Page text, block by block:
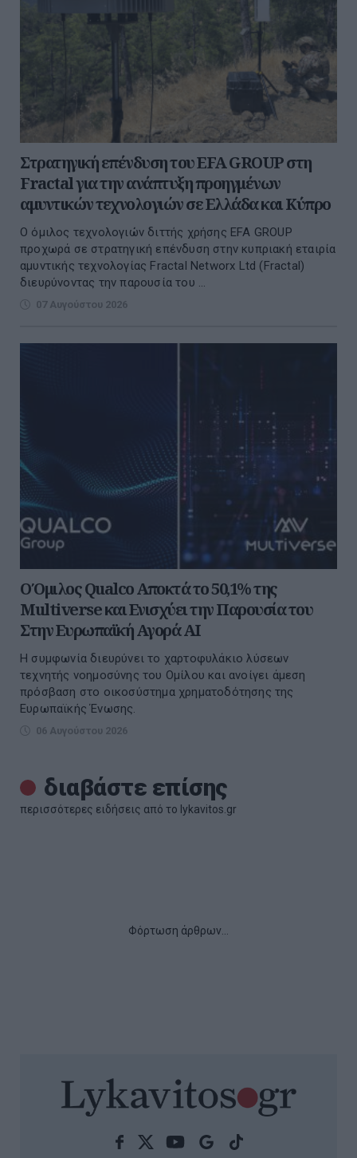
Στρατηγική επένδυση του EFA GROUP στη
Fractal για την ανάπτυξη προηγμένων
αμυντικών τεχνολογιών σε Ελλάδα και Κύπρο
Ο όμιλος τεχνολογιών διττής χρήσης EFA GROUP
προχωρά σε στρατηγική επένδυση στην κυπριακή εταιρία
αμυντικής τεχνολογίας Fractal Networx Ltd (Fractal)
διευρύνοντας την παρουσία του ...
07 Αυγούστου 2026
Ο Όμιλος Qualco Αποκτά το 50,1% της
Multiverse και Ενισχύει την Παρουσία του
Στην Ευρωπαϊκή Αγορά ΑΙ
Η συμφωνία διευρύνει το χαρτοφυλάκιο λύσεων
τεχνητής νοημοσύνης του Ομίλου και ανοίγει άμεση
πρόσβαση στο οικοσύστημα χρηματοδότησης της
Ευρωπαϊκής Ένωσης.
06 Αυγούστου 2026
διαβάστε επίσης
περισσότερες ειδήσεις από το lykavitos.gr
Aegean: Νέο ρεκόρ με πάνω από
2 εκατ. επιβάτες τον Ιούλιο
Η Aegean ανακοίνωσε πως κατέγραψε νέο ρεκόρ,
καθώς τον περασμένο Ιούλιο ταξίδεψαν πάνω από 2